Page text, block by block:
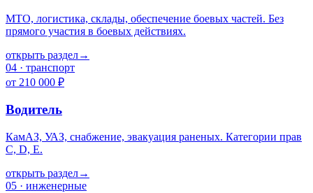
МТО, логистика, склады, обеспечение боевых частей. Без
прямого участия в боевых действиях.
открыть раздел→
04 · транспорт
от 210 000 ₽
Водитель
КамАЗ, УАЗ, снабжение, эвакуация раненых. Категории прав
C, D, E.
открыть раздел→
05 · инженерные